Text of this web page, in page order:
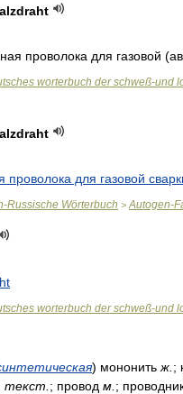
проволока для газовой
worterbuch der schweß-und
проволока для газовой
Russische Wörterbuch > Autogen-
worterbuch der schweß-und
) мононить ж. ;
текст. ; провод м. ;